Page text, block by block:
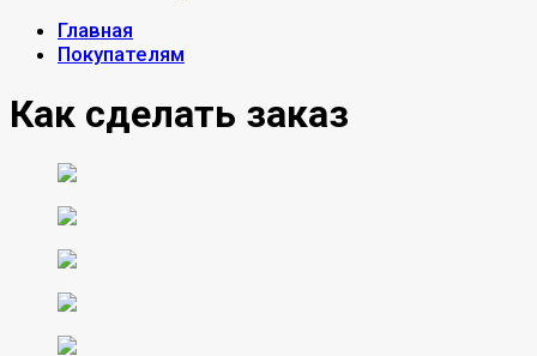
Главная
Покупателям
Как сделать заказ